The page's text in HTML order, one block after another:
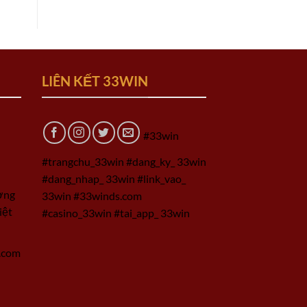
LIÊN KẾT 33WIN
#33win
#trangchu_33win #dang_ky_ 33win
#dang_nhap_ 33win #link_vao_
33win #33winds.com
#casino_33win #tai_app_ 33win